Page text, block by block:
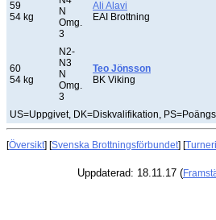
59
54 kg
N
Omg.
3
Ali Alavi
EAI Brottning
60
54 kg
N2-
N3
N
Omg.
3
Teo Jönsson
BK Viking
US=Uppgivet, DK=Diskvalifikation,
[Översikt] [Svenska Brottningsförbundet] [
Uppdaterad: 18.11.17 (